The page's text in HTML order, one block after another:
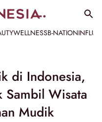
WELLNESSB-NATION
di Indonesia,
Sambil Wisata
Mudik